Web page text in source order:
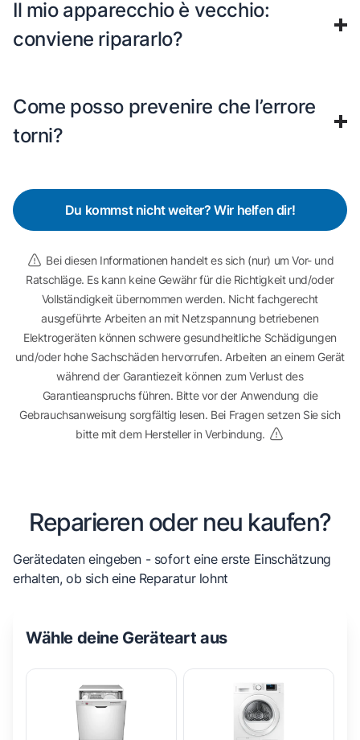
Il mio apparecchio è vecchio:
conviene ripararlo?
Come posso prevenire che l’errore
torni?
Du kommst nicht weiter? Wir helfen dir!
Bei diesen Informationen handelt es sich (nur) um Vor- und
Ratschläge. Es kann keine Gewähr für die Richtigkeit und/oder
Vollständigkeit übernommen werden. Nicht fachgerecht
ausgeführte Arbeiten an mit Netzspannung betriebenen
Elektrogeräten können schwere gesundheitliche Schädigungen
und/oder hohe Sachschäden hervorrufen. Arbeiten an einem Gerät
während der Garantiezeit können zum Verlust des
Garantieanspruchs führen. Bitte vor der Anwendung die
Gebrauchsanweisung sorgfältig lesen. Bei Fragen setzen Sie sich
bitte mit dem Hersteller in Verbindung.
Reparieren oder neu kaufen?
Gerätedaten eingeben - sofort eine erste Einschätzung
erhalten, ob sich eine Reparatur lohnt
Wähle deine Geräteart aus